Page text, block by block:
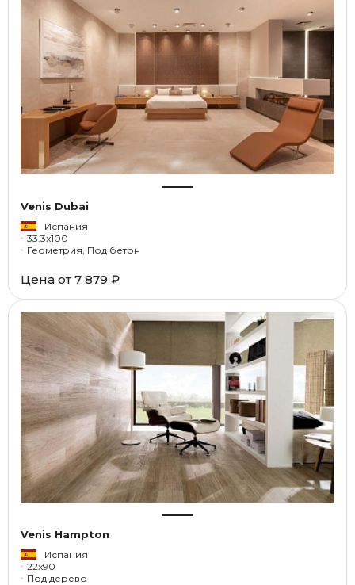
Venis Dubai
Испания
33.3x100
Геометрия, Под бетон
Цена от 7 879 ₽
Venis Hampton
Испания
22x90
Под дерево